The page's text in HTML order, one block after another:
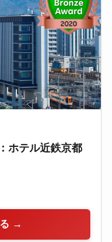
ホテル近鉄京都
→